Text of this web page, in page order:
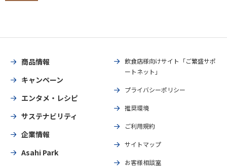
商品情報
キャンペーン
エンタメ・レシピ
サステナビリティ
企業情報
Asahi Park
飲食店様向けサイト「ご繁盛サポ
ートネット」
プライバシーポリシー
推奨環境
ご利用規約
サイトマップ
お客様相談室